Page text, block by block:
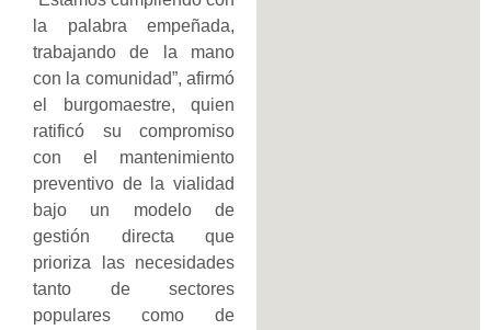
la palabra empeñada,
trabajando de la mano
con la comunidad”, afirmó
el burgomaestre, quien
ratificó su compromiso
con el mantenimiento
preventivo de la vialidad
bajo un modelo de
gestión directa que
prioriza las necesidades
tanto de sectores
populares como de